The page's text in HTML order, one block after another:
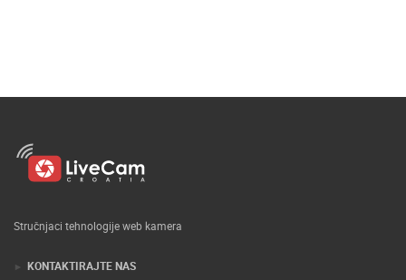
Stručnjaci tehnologije web kamera
KONTAKTIRAJTE NAS